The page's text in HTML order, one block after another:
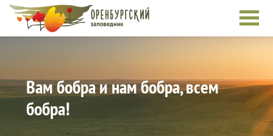
Перейти к основному содержанию
Вам бобра и нам бобра, всем
бобра!